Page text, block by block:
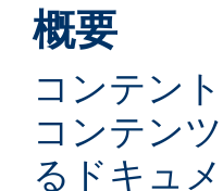
概要
コンテン
コンテン
るドキュ